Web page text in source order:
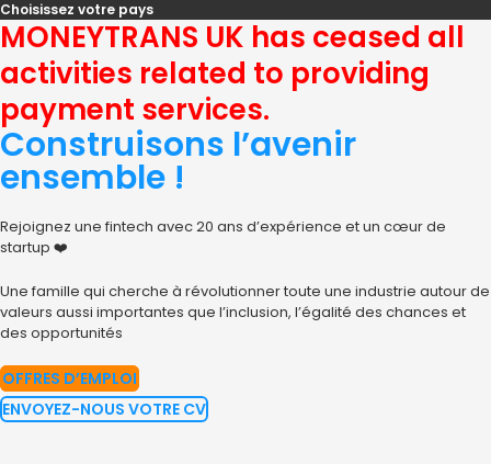
Aller
au
contenu
Choisissez votre pays
MONEYTRANS UK has ceased all
activities related to providing
payment services.
Construisons l’avenir
ensemble !
Rejoignez une fintech avec20 ans d’expérience et un cœur de
startup ❤️️
Une famille qui cherche à révolutionner toute une industrie autour de
valeurs aussi importantes que l’inclusion, l’égalité des chances et
des opportunités
OFFRES D’EMPLOI
ENVOYEZ-NOUS VOTRE CV